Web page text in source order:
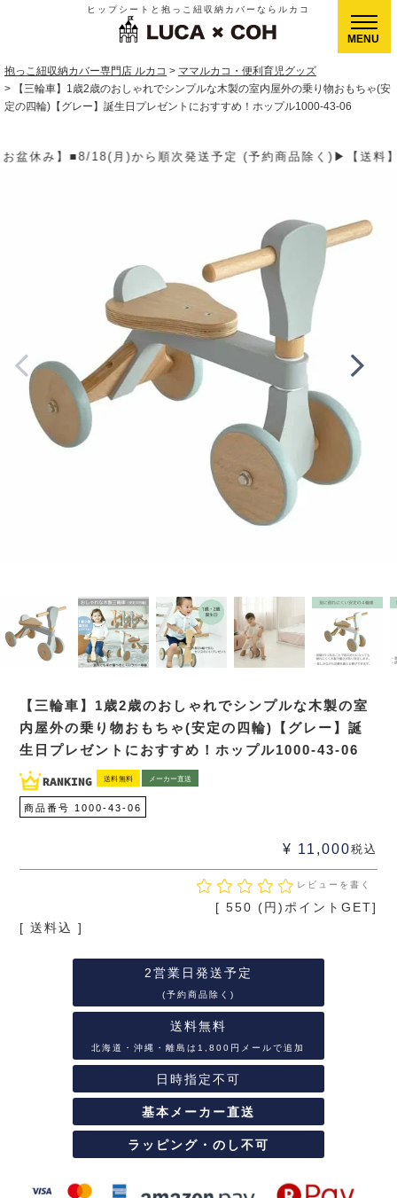
ヒップシートと抱っこ紐収納カバーならルカコ
抱っこ紐収納カバー専門店 ルカコ
ママルカコ・便利育児グッズ
【三輪車】1歳2歳のおしゃれでシンプルな木製の室内屋外の乗り物おもちゃ(安
定の四輪)【グレー】誕生日プレゼントにおすすめ！ホップル1000-43-06
予約商品除く)▶【送料】ゆうパケット400円(全国一律)、
【三輪車】1歳2歳のおしゃれでシンプルな木製の室
内屋外の乗り物おもちゃ(安定の四輪)【グレー】誕
生日プレゼントにおすすめ！ホップル1000-43-06
送料無料 メーカー直送
商品番号 1000-43-06
¥ 11,000税込
レビューを書く
[ 550 (円)ポイントGET]
送料込
2営業日発送予定
(予約商品除く)
送料無料
北海道・沖縄・離島は1,800円メールで追加
日時指定不可
基本メーカー直送
ラッピング・のし不可